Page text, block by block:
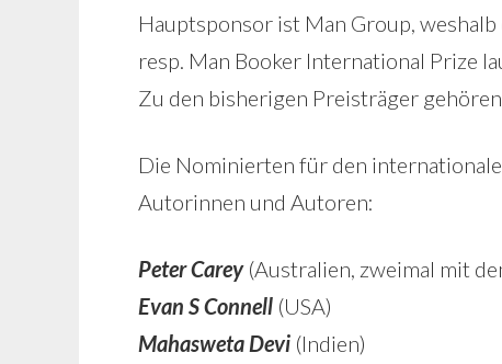
Hauptsponsor ist Man Group,
resp. Man Booker International Prize
Zu den bisherigen Preisträger
Die Nominierten für den
Autorinnen und Autoren:
Peter Carey(Australien, zweimal mit
Evan S Connell (USA)
Mahasweta Devi (Indien)